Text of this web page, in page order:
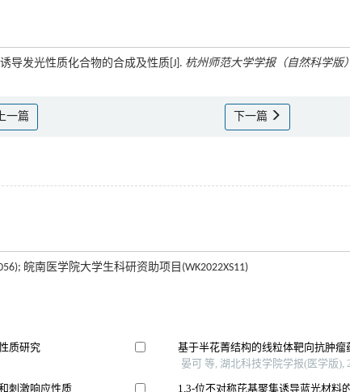
导发光性质化合物的合成及性质[J]. 杭州师范大学学报（自然科学版）
一篇 下一篇
皖南医学院大学生科研资助项目(WK2022XS11)